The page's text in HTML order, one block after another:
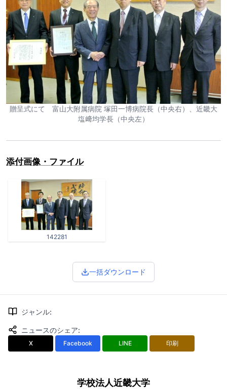
贈呈式にて 富山大附属病院 塚田一博病院長（中央右）、近畿大
塩﨑均学長（中央左）
添付画像・ファイル
142281
一括ダウンロード
ジャンル:
ニュースのシェア:
X Facebook LINE 印刷
学校法人近畿大学